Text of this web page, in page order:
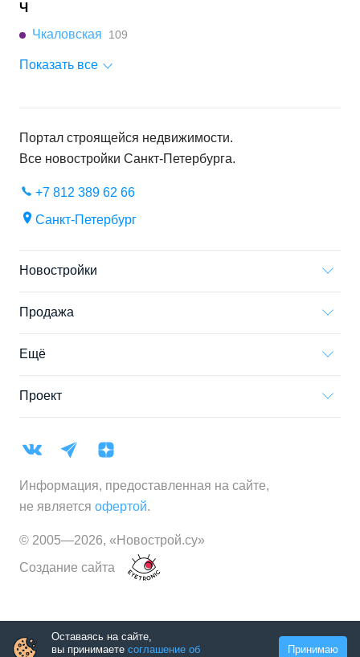
Ч
Чкаловская
109
Показать все
Портал строящейся недвижимости.
Все новостройки Санкт-Петербурга.
+7 812 389 62 66
Санкт-Петербург
Новостройки
Продажа
Ещё
Проект
Информация, предоставленная на сайте,
не является офертой.
© 2005—2026, «Новострой.су»
Создание сайта
Оставаясь на сайте,
вы принимаете соглашение об
Принимаю